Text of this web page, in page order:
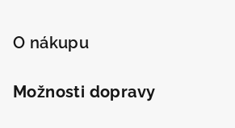
O nákupu
Možnosti dopravy